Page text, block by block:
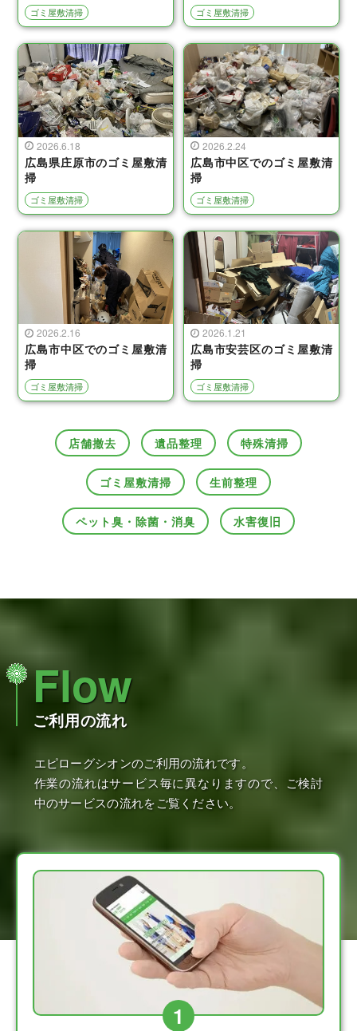
ゴミ屋敷清掃 ゴミ屋敷清掃
2026.6.18
広島県庄原市のゴミ屋敷清
掃
ゴミ屋敷清掃
2026.2.24
広島市中区でのゴミ屋敷清
掃
ゴミ屋敷清掃
2026.2.16
広島市中区でのゴミ屋敷清
掃
ゴミ屋敷清掃
2026.1.21
広島市安芸区のゴミ屋敷清
掃
ゴミ屋敷清掃
店舗撤去 遺品整理 特殊清掃
ゴミ屋敷清掃 生前整理
ペット臭・除菌・消臭 水害復旧
Flow
ご利用の流れ
エピローグシオンのご利用の流れです。
作業の流れはサービス毎に異なりますので、ご検討
中のサービスの流れをご覧ください。
1